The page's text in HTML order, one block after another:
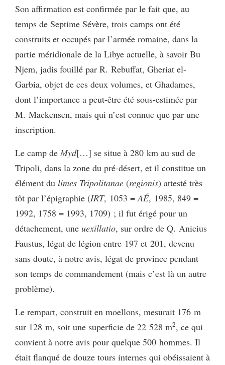
Son affirmation est confirmée par le fait que, au
temps de Septime Sévère, trois camps ont été
construits et occupés par l’armée romaine, dans la
partie méridionale de la Libye actuelle, à savoir Bu
Njem, jadis fouillé par R. Rebuffat, Gheriat el-
Garbia, objet de ces deux volumes, et Ghadames,
dont l’importance a peut-être été sous-estimée par
M. Mackensen, mais qui n’est connue que par une
inscription.
Le camp de Myd[…] se situe à 280 km au sud de
Tripoli, dans la zone du pré-désert, et il constitue un
élément du limes Tripolitanae (regionis) attesté très
tôt par l’épigraphie (IRT, 1053 = AÉ, 1985, 849 =
1992, 1758 = 1993, 1709) ; il fut érigé pour un
détachement, une uexillatio, sur ordre de Q. Anicius
Faustus, légat de légion entre 197 et 201, devenu
sans doute, à notre avis, légat de province pendant
son temps de commandement (mais c’est là un autre
problème).
Le rempart, construit en moellons, mesurait 176 m
sur 128 m, soit une superficie de 22 528 m2, ce qui
convient à notre avis pour quelque 500 hommes. Il
était flanqué de douze tours internes qui obéissaient à